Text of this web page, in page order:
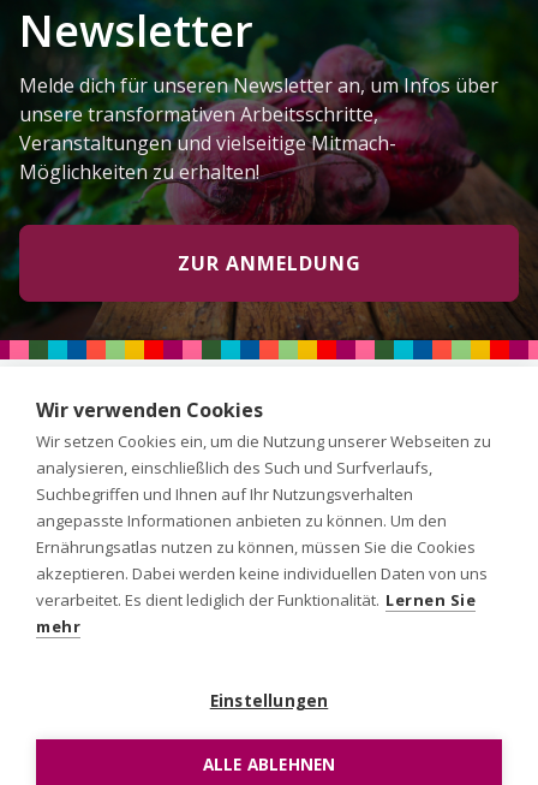
Newsletter
Melde dich für unseren Newsletter an, um Infos über
unsere transformativen Arbeitsschritte,
Veranstaltungen und vielseitige Mitmach-
Möglichkeiten zu erhalten!
ZUR ANMELDUNG
Über uns Mitmachen
Projekte Aktuelles
Wir verwenden Cookies
Wir setzen Cookies ein, um die Nutzung unserer Webseiten zu
analysieren, einschließlich des Such und Surfverlaufs,
Suchbegriffen und Ihnen auf Ihr Nutzungsverhalten
angepasste Informationen anbieten zu können. Um den
Ernährungsatlas nutzen zu können, müssen Sie die Cookies
akzeptieren. Dabei werden keine individuellen Daten von uns
verarbeitet. Es dient lediglich der Funktionalität. Lernen Sie
mehr
Einstellungen
ALLE ABLEHNEN